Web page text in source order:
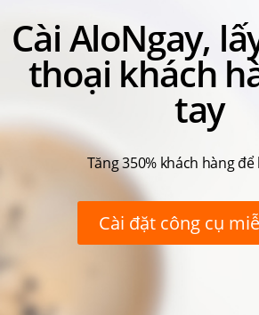
Cài AloNgay,
thoại khách
tay
Tăng 350% khách hàng
Cài đặt công cụ